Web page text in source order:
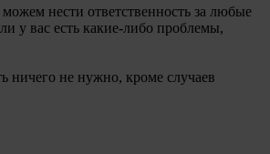
нести ответственность за любые
у вас есть какие-либо проблемы,
ничего не нужно, кроме случаев